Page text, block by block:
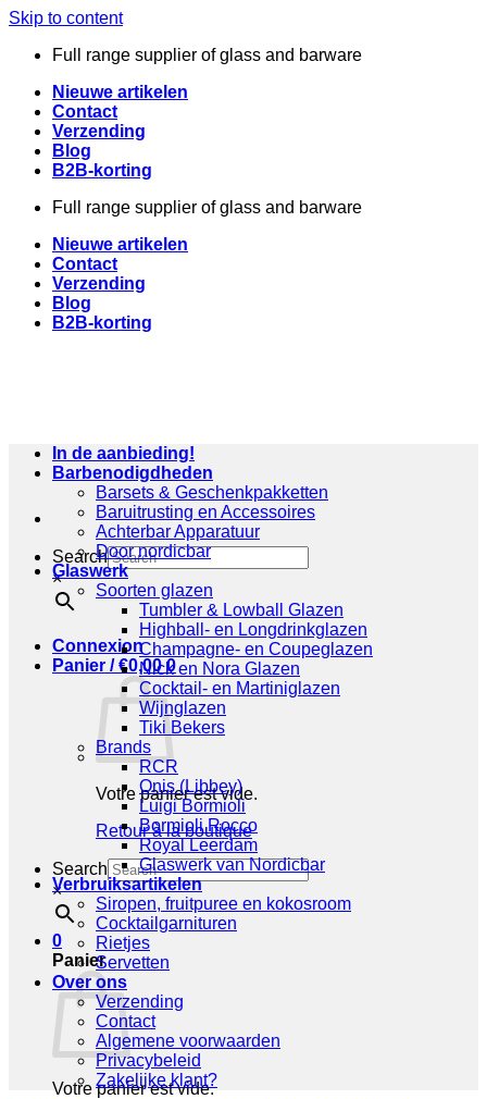
Skip to content
Full range supplier of glass and barware
Nieuwe artikelen
Contact
Verzending
Blog
B2B-korting
Full range supplier of glass and barware
Nieuwe artikelen
Contact
Verzending
Blog
B2B-korting
Search
×
Connexion
Panier /€0,00 0
Votre panier est vide.
Retour à la boutique
Search
×
0
Panier
Votre panier est vide.
In de aanbieding!
Barbenodigdheden
Barsets & Geschenkpakketten
Baruitrusting en Accessoires
Achterbar Apparatuur
Door nordicbar
Glaswerk
Soorten glazen
Tumbler & Lowball Glazen
Highball- en Longdrinkglazen
Champagne- en Coupeglazen
Nick en Nora Glazen
Cocktail- en Martiniglazen
Wijnglazen
Tiki Bekers
Brands
RCR
Onis (Libbey)
Luigi Bormioli
Bormioli Rocco
Royal Leerdam
Glaswerk van Nordicbar
Verbruiksartikelen
Siropen, fruitpuree en kokosroom
Cocktailgarnituren
Rietjes
Servetten
Over ons
Verzending
Contact
Algemene voorwaarden
Privacybeleid
Zakelijke klant?